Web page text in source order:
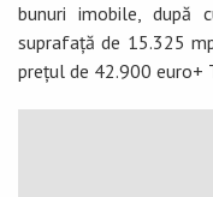
bunuri imobile, după
suprafață de 15.325
prețul de 42.900 euro+